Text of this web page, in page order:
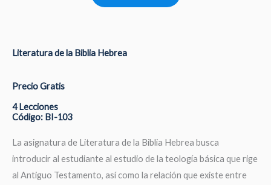
Literatura de la Biblia Hebrea
Precio Gratis
4 Lecciones
Código: BI-103
La asignatura de Literatura de la Biblia Hebrea busca
introducir al estudiante al estudio de la teología básica que rige
al Antiguo Testamento, así como la relación que existe entre